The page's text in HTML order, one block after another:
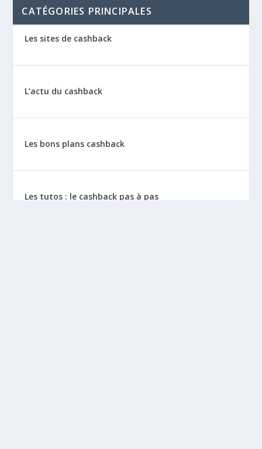
CATÉGORIES PRINCIPALES
Les sites de cashback
L’actu du cashback
Les bons plans cashback
Les tutos : le cashback pas à pas